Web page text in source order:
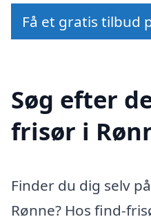
Få et gratis tilbud
Søg efter
frisør i
Finder du dig selv
Rønne? Hos find-